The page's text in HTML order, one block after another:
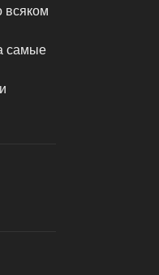
всяком
самые